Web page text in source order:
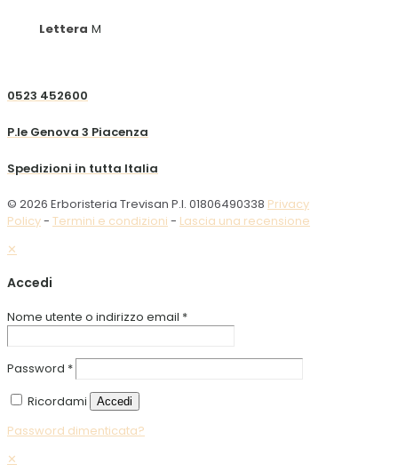
Lettera M
0523 452600
P.le Genova 3 Piacenza
Spedizioni in tutta Italia
© 2026 Erboristeria Trevisan P.I. 01806490338 Privacy
Policy- Termini e condizioni - Lascia una recensione
✕
Accedi
Nome utente o indirizzo email *
Password *
Ricordami
Accedi
Password dimenticata?
✕